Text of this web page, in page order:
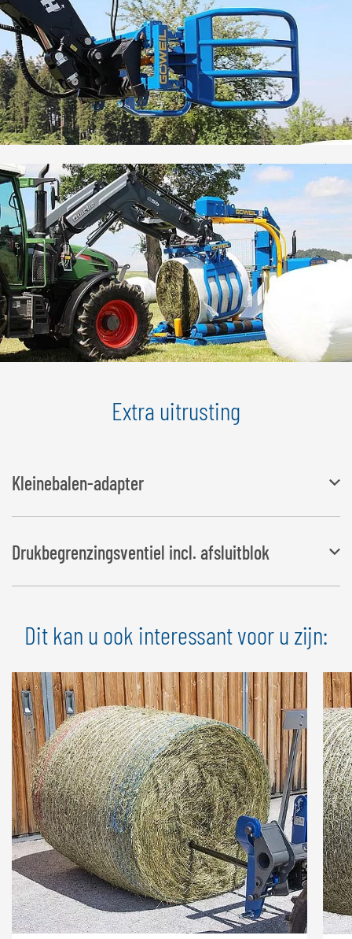
Extra uitrusting
Kleinebalen-adapter
Voor transport van kleine balen
RBG 160:Ø 0,90 – 1,40 m
RBG 140:Ø 0,70 – 1,10 m
Drukbegrenzingsventiel incl. afsluitblok
barDit kan u ook interessant voor u zijn: